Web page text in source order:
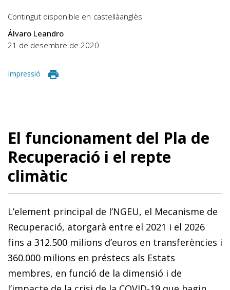
Contingut disponible en castellàanglès
Álvaro Leandro
21 de desembre de 2020
Impressió
El funcionament del Pla de
Recuperació i el repte
climàtic
L’element principal de l’NGEU, el Mecanisme de
Recuperació, atorgarà entre el 2021 i el 2026
fins a 312.500 milions d’euros en transferències i
360.000 milions en préstecs als Estats
membres, en funció de la dimensió i de